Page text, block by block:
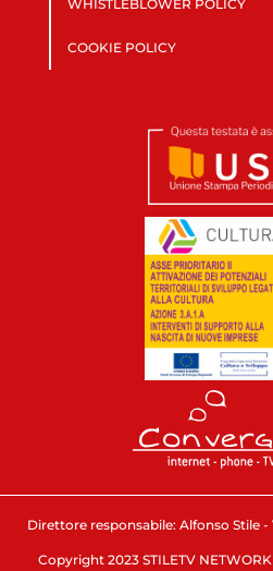
WHISTLEBLOWER POLICY
COOKIE POLICY
Direttore responsabile: Alfonso Stile
Copyright 2023 STILETV